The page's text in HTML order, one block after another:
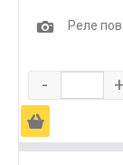
1
Реле
- +
Ä